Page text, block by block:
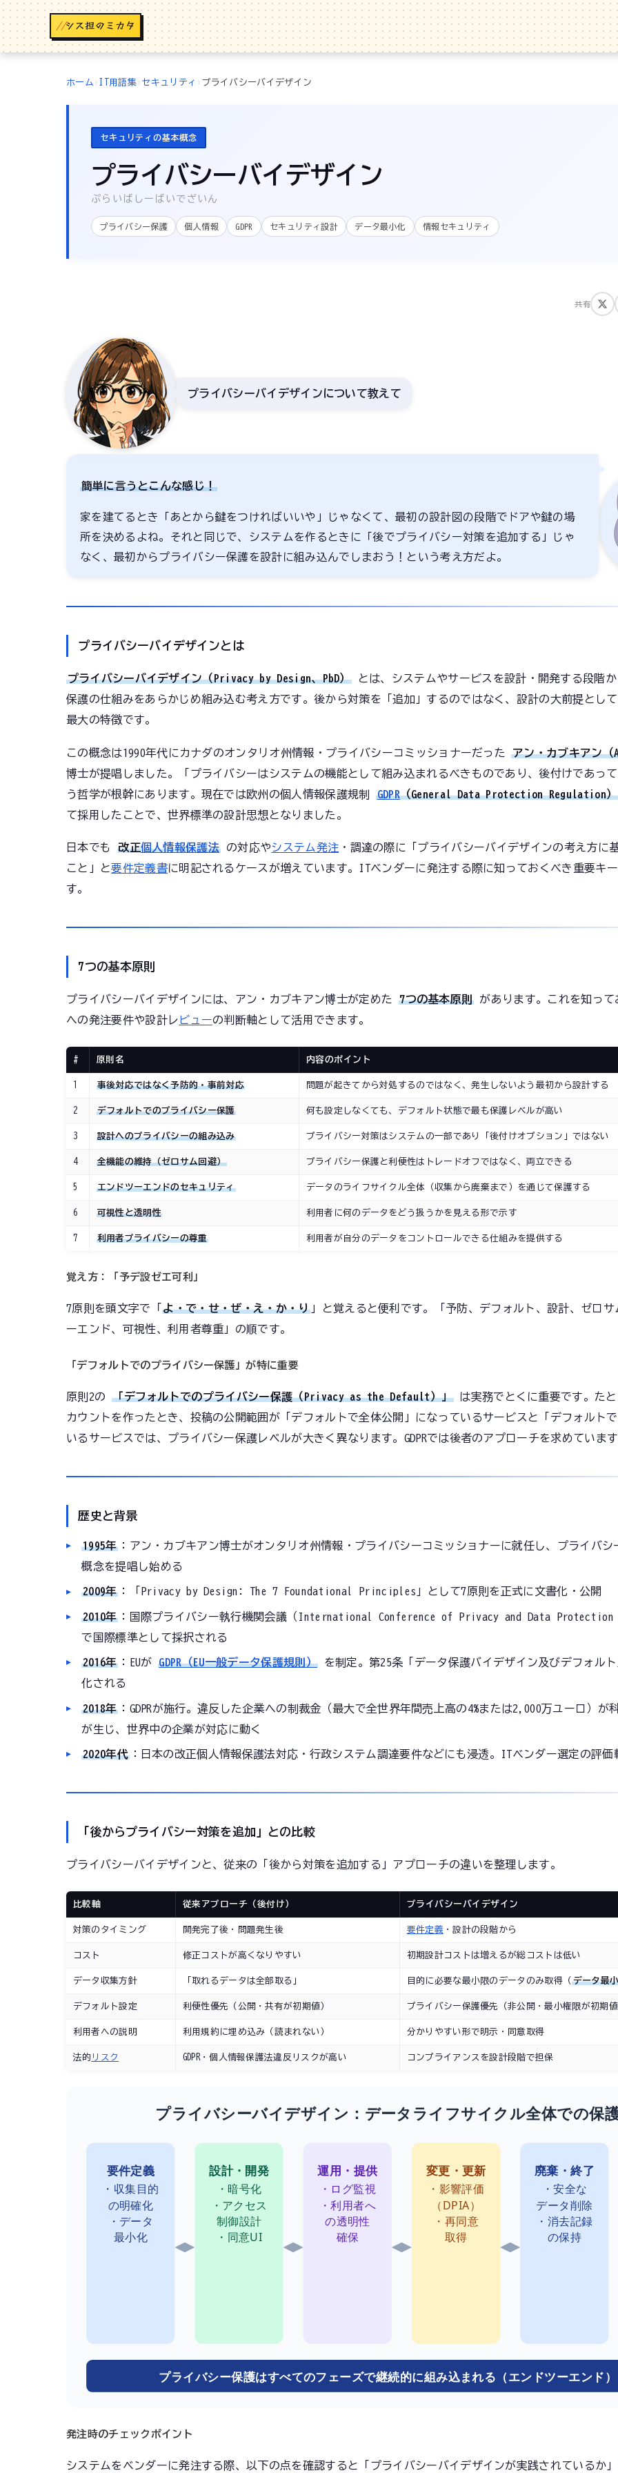
//
ホーム › IT用語集› セキュリティ › プライバシーバイデザイン
セキュリティの基本概念
プライバシーバイデザイン
ぷらいばしーばいでざいん
プライバシー保護 個人情報 GDPR セキュリティ設計 データ最小化 情報セキュリティ
共有
プライバシーバイデザインについて教えて
簡単に言うとこんな感じ！
家を建てるとき「あとから鍵をつければいいや」じゃなくて、最初の設計図の段階でドアや鍵の場
所を決めるよね。それと同じで、システムを作るときに「後でプライバシー対策を追加する」じゃ
なく、最初からプライバシー保護を設計に組み込んでしまおう！という考え方だよ。
プライバシーバイデザインとは
プライバシーバイデザイン（Privacy by Design、PbD） とは、システムやサービスを設計・開発する段階
保護の仕組みをあらかじめ組み込む考え方です。後から対策を「追加」するのではなく、設計の大前提とし
最大の特徴です。
この概念は1990年代にカナダのオンタリオ州情報・プライバシーコミッショナーだったアン・カブキアン（
博士が提唱しました。「プライバシーはシステムの機能として組み込まれるべきものであり、後付けであっ
う哲学が根幹にあります。現在では欧州の個人情報保護規制 GDPR（General Data Protection Regulation）
て採用したことで、世界標準の設計思想となりました。
日本でも 改正個人情報保護法の対応やシステム発注 ・調達の際に「プライバシーバイデザインの考え方に
こと」と要件定義書に明記されるケースが増えています。ITベンダーに発注する際に知っておくべき重要キ
す。
7つの基本原則
プライバシーバイデザインには、アン・カブキアン博士が定めた 7つの基本原則 があります。これを知って
への発注要件や設計レ ビューの判断軸として活用できます。
# 原則名 内容のポイント
事後対応ではなく予防的・事前対応 問題が起きてから対処するのではなく、発生しないよう最初から設計する
2 デフォルトでのプライバシー保護 何も設定しなくても、デフォルト状態で最も保護レベルが高い
3 設計へのプライバシーの組み込み プライバシー対策はシステムの一部であり「後付けオプション」ではない
4 全機能の維持（ゼロサム回避） プライバシー保護と利便性はトレードオフではなく、両立できる
5 エンドツーエンドのセキュリティ データのライフサイクル全体（収集から廃棄まで）を通じて保護する
6 可視性と透明性 利用者に何のデータをどう扱うかを見える形で示す
7 利用者プライバシーの尊重 利用者が自分のデータをコントロールできる仕組みを提供する
覚え方：「予デ設ゼエ可利」
7原則を頭文字で「 よ・で・せ・ぜ・え・か・り 」と覚えると便利です。「予防、デフォルト、設計、ゼロサ
ーエンド、可視性、利用者尊重」の順です。
「デフォルトでのプライバシー保護」が特に重要
原則2の 「デフォルトでのプライバシー保護（Privacy as the Default）」は実務でとくに重要です。たと
カウントを作ったとき、投稿の公開範囲が「デフォルトで全体公開」になっているサービスと「デフォルト
いるサービスでは、プライバシー保護レベルが大きく異なります。GDPRでは後者のアプローチを求めています
歴史と背景
1995年 ：アン・カブキアン博士がオンタリオ州情報・プライバシーコミッショナーに就任し、プライバシ
概念を提唱し始める
2009年 ：「Privacy by Design: The 7 Foundational Principles」として7原則を正式に文書化・公開
2010年 ：国際プライバシー執行機関会議（International Conference of Privacy and Data Protection
で国際標準として採択される
2016年 ：EUが GDPR（EU一般データ保護規則） を制定。第25条「データ保護バイデザイン及びデフォル
化される
2018年 ：GDPRが施行。違反した企業への制裁金（最大で全世界年間売上高の4%または2,000万ユーロ）が
が生じ、世界中の企業が対応に動く
2020年代：日本の改正個人情報保護法対応・行政システム調達要件などにも浸透。ITベンダー選定の評価
「後からプライバシー対策を追加」との比較
プライバシーバイデザインと、従来の「後から対策を追加する」アプローチの違いを整理します。
比較軸 従来アプローチ（後付け） プライバシーバイデザイン
対策のタイミング 開発完了後・問題発生後 要件定義・設計の段階から
コスト 修正コストが高くなりやすい 初期設計コストは増えるが総コストは低い
データ収集方針 「取れるデータは全部取る」 目的に必要な最小限のデータのみ取得（データ最
デフォルト設定 利便性優先（公開・共有が初期値） プライバシー保護優先（非公開・最小権限が初期値
利用者への説明 利用規約に埋め込み（読まれない） 分かりやすい形で明示・同意取得
法的 リスク GDPR・個人情報保護法違反リスクが高い コンプライアンスを設計段階で担保
プライバシーバイデザイン：データライフサイクル全体での保
要件定義
・収集目的
の明確化
・データ
最小化
設計・開発
・暗号化
・アクセス
制御設計
・同意UI
運用・提供
・ログ監視
・利用者へ
の透明性
確保
変更・更新
・影響評価
（DPIA）
・再同意
取得
廃棄・終了
・安全な
データ削除
・消去記録
の保持
プライバシー保護はすべてのフェーズで継続的に組み込まれる（エンドツーエンド）
発注時のチェックポイント
システムをベンダーに発注する際、以下の点を確認すると「プライバシーバイデザインが実践されているか」